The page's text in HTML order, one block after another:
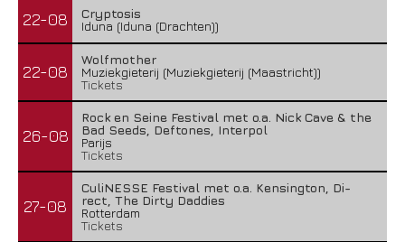
Green Carnation – A Dark Poem II: Sanguis
20 juli 2026
22-08
Cryptosis
Iduna (Iduna (Drachten))
22-08
Wolfmother
Muziekgieterij (Muziekgieterij (Maastricht))
Tickets
26-08
Rock en Seine Festival met o.a. Nick Cave & the
Bad Seeds, Deftones, Interpol
Parijs
Tickets
27-08
CuliNESSE Festival met o.a. Kensington, Di-
rect, The Dirty Daddies
Rotterdam
Tickets